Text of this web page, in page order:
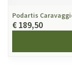
Podartis
€ 189,50